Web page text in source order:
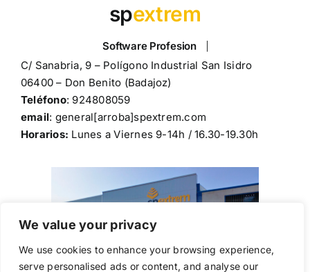
We value your privacy
We use cookies to enhance your browsing experience,
serve personalised ads or content, and analyse our
spextrem
C/ Sanabria, 9 – Polígono Industrial San Isidro
06400 – Don Benito (Badajoz)
Teléfono: 924808059
email: general[arroba]spextrem.com
Horarios: Lunes a Viernes 9-14h / 16.30-19.30h